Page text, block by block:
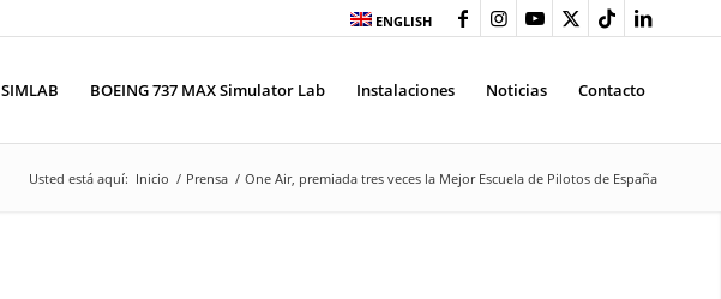
ENGLISH
SIMLAB BOEING 737 MAX Simulator Lab Instalaciones Noticias Contacto
Usted está aquí: Inicio / Prensa / One Air, premiada tres veces la Mejor Escuela de Pilotos de España